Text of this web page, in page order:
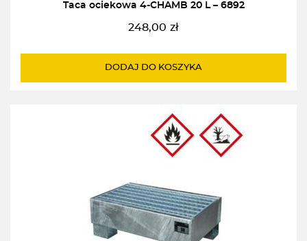
Taca ociekowa 4-CHAMB 20 L – 6892
248,00 zł
DODAJ DO KOSZYKA